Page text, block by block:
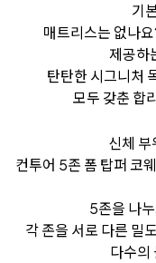
기
매트리스는 없나
제공하
탄탄한 시그니처
모두 갖춘 합
신체
컨투어 5존 폼 탑퍼코
5존을 나
각 존을 서로 다른 밀
다수의